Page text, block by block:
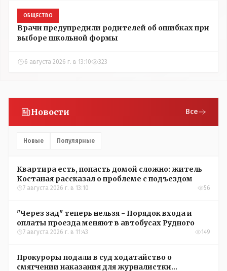
ОБЩЕСТВО
Врачи предупредили родителей об ошибках при
выборе школьной формы
6 августа 2026 г. в 13:10 323
Новости Все
Новые Популярные
Квартира есть, попасть домой сложно: житель
Костаная рассказал о проблеме с подъездом
7 августа 2026 г. в 13:10 56
"Через зад" теперь нельзя - Порядок входа и
оплаты проезда меняют в автобусах Рудного
7 августа 2026 г. в 11:43 149
Прокуроры подали в суд ходатайство о
смягчении наказания для журналистки